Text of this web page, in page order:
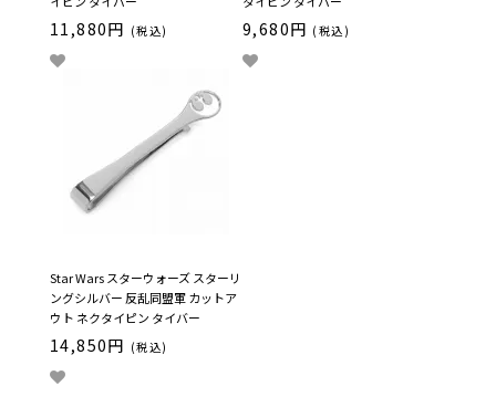
11,880円 (税込) 9,680円 (税込)
Star Wars スターウォーズ スターリ
ングシルバー 反乱同盟軍 カットア
ウト ネクタイピン タイバー
14,850円 (税込)